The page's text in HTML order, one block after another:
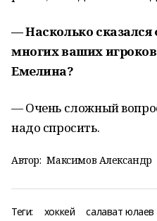
— Насколько
многих ваших
Емелина?
— Очень сложный
надо спросить.
Автор: Максимов Александр
Теги: хоккей салават юлаев